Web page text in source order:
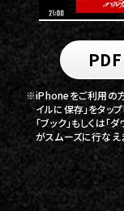
※iPhoneをご利用の方
イルに保存」をタップ
「ブック」もしくは
がスムーズに行なえ